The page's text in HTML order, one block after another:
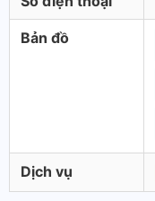
Bản đồ
Dịch vụ